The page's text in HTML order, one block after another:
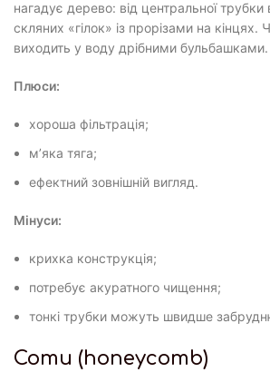
нагадує дерево: від центральної трубки
скляних «гілок» із прорізами на
виходить у воду дрібними бульбашками.
Плюси:
хороша фільтрація;
м’яка тяга;
ефектний зовнішній вигляд.
Мінуси:
крихка конструкція;
потребує акуратного чищення;
тонкі трубки можуть швидше
Соти (honeycomb)